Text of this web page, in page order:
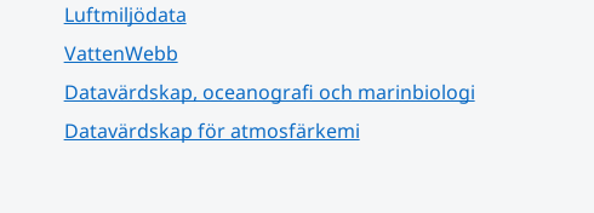
Luftmiljödata
VattenWebb
Datavärdskap, oceanografi och marinbiologi
Datavärdskap för atmosfärkemi